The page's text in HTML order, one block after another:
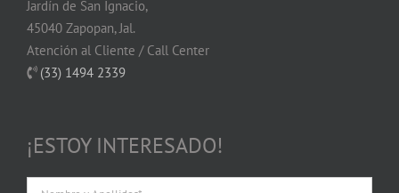
Jardín de San Ignacio,
45040 Zapopan, Jal.
Atención al Cliente / Call Center
(33) 1494 2339
¡ESTOY INTERESADO!